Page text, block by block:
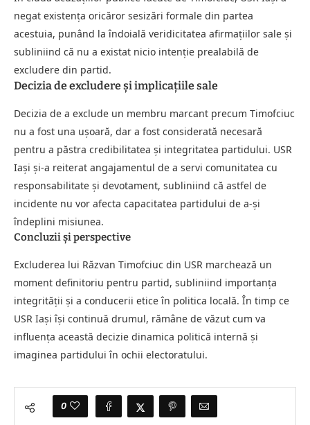
negat existența oricăror sesizări formale din partea
acestuia, punând la îndoială veridicitatea afirmațiilor sale și
subliniind că nu a existat nicio intenție prealabilă de
excludere din partid.
Decizia de excludere și implicațiile sale
Decizia de a exclude un membru marcant precum Timofciuc
nu a fost una ușoară, dar a fost considerată necesară
pentru a păstra credibilitatea și integritatea partidului. USR
Iași și-a reiterat angajamentul de a servi comunitatea cu
responsabilitate și devotament, subliniind că astfel de
incidente nu vor afecta capacitatea partidului de a-și
îndeplini misiunea.
Concluzii și perspective
Excluderea lui Răzvan Timofciuc din USR marchează un
moment definitoriu pentru partid, subliniind importanța
integrității și a conducerii etice în politica locală. În timp ce
USR Iași își continuă drumul, rămâne de văzut cum va
influența această decizie dinamica politică internă și
imaginea partidului în ochii electoratului.
0